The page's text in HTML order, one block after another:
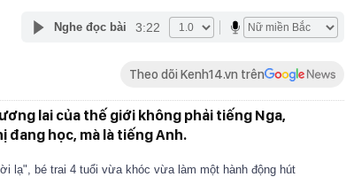
Nghe đọc bài 3:22
Theo dõi Kenh14.vn trên
lai của thế giới không phải tiếng Nga,
đang học, mà là tiếng Anh.
lạ", bé trai 4 tuổi vừa khóc vừa làm một hành động hút